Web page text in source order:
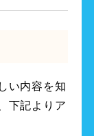
い内容を知
下記よりア